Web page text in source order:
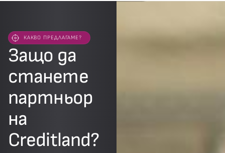
КАКВО ПРЕДЛАГАМЕ?
Защо да
станете
партньор
на
Creditland?